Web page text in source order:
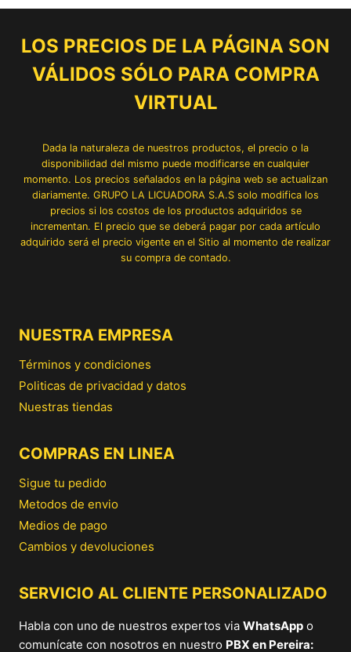
LOS PRECIOS DE LA PÁGINA SON
VÁLIDOS SÓLO PARA COMPRA
VIRTUAL
Dada la naturaleza de nuestros productos, el precio o la
disponibilidad del mismo puede modificarse en cualquier
momento. Los precios señalados en la página web se actualizan
diariamente. GRUPO LA LICUADORA S.A.S solo modifica los
precios si los costos de los productos adquiridos se
incrementan. El precio que se deberá pagar por cada artículo
adquirido será el precio vigente en el Sitio al momento de realizar
su compra de contado.
NUESTRA EMPRESA
Términos y condiciones
Politicas de privacidad y datos
Nuestras tiendas
COMPRAS EN LINEA
Sigue tu pedido
Metodos de envio
Medios de pago
Cambios y devoluciones
SERVICIO AL CLIENTE PERSONALIZADO
Habla con uno de nuestros expertos via WhatsApp o
comunícate con nosotros en nuestro PBX en Pereira: